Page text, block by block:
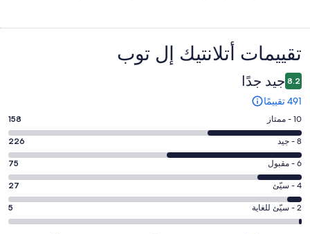
التقييمات
تقييمات ⁦أتلانتيك إل توب⁩
8.2 جيد جدًا
491 تقييمًا
درجة
التصنيف
10
-
ممتاز.
158
من
أصل
10 - ممتاز 158
درجة
التصنيف
8
-
جيد.
226
8 - جيد 226
درجة
التصنيف
6
-
مقبول.
6 - مقبول 75
درجة
التصنيف
4
4 - سيّئ 27
درجة
التصنيف
2 - سيّئ للغاية 5